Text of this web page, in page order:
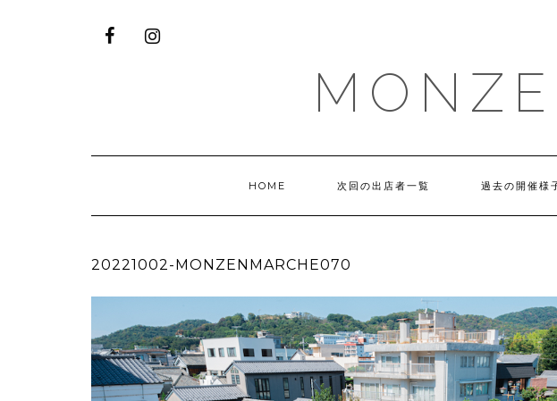
HOME 次回の出店者一覧 過去の開催様
20221002-MONZENMARCHE070